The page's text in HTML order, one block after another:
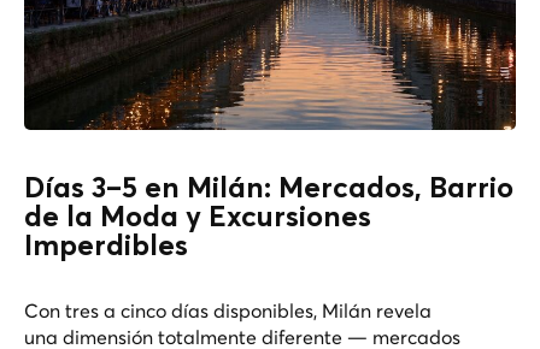
Días 3–5 en Milán: Mercados, Barrio
de la Moda y Excursiones
Imperdibles
Con tres a cinco días disponibles, Milán revela
una dimensión totalmente diferente — mercados